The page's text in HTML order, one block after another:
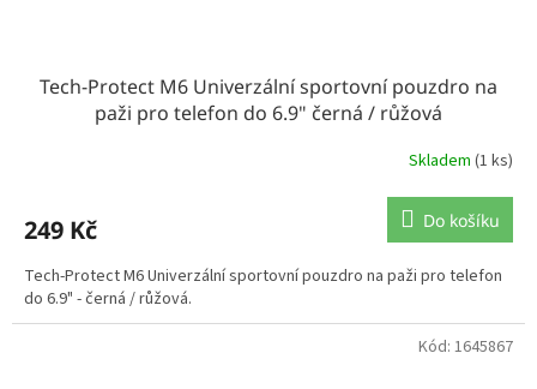
Tech-Protect M6 Univerzální sportovní pouzdro na
paži pro telefon do 6.9" černá / růžová
Skladem (1 ks)
249 Kč Do košíku
Tech-Protect M6 Univerzální sportovní pouzdro na paži pro telefon
do 6.9" - černá / růžová.
Kód: 1645867